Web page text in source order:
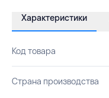
Характеристики
Код товара
Страна производства